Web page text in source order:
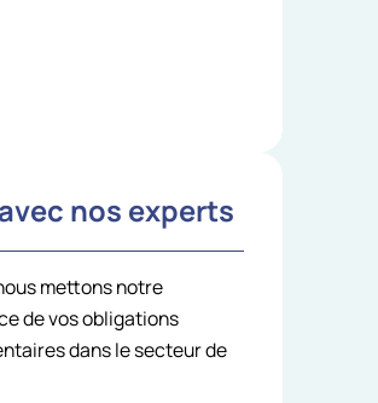
nos experts
mettons notre
de vos obligations
dans le secteur de